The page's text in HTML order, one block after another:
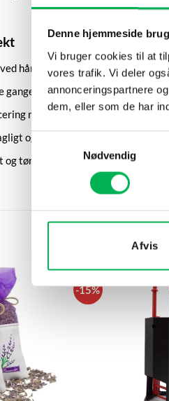
Denne hjemmeside
Vi bruger cookies til at
vores trafik. Vi deler
annonceringspartnere
dem, eller som de har
Samtykkevalg
Nødvendig
Afvis
håndtering for at undgå at
hvis du ikke får fangst med
med en pind eller andet
og nulstil den efter hver fangst
tørt, når den ikke er i brug
-15%